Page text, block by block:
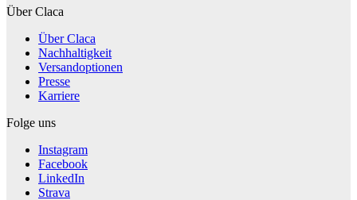
Über Claca
Über Claca
Nachhaltigkeit
Versandoptionen
Presse
Karriere
Folge uns
Instagram
Facebook
LinkedIn
Strava